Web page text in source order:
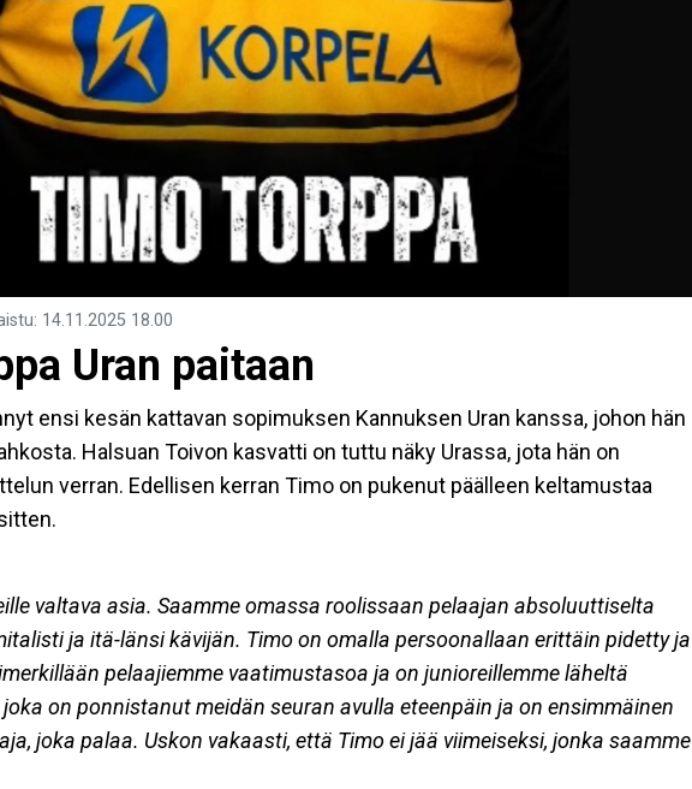
: 14.11.2025 18.00
Uran paitaan
ensi kesän kattavan sopimuksen Kannuksen Uran kanssa, johon hän
Halsuan Toivon kasvatti on tuttu näky Urassa, jota hän on
verran. Edellisen kerran Timo on pukenut päälleen keltamustaa
valtava asia. Saamme omassa roolissaan pelaajan absoluuttiselta
ja itä-länsi kävijän. Timo on omalla persoonallaan erittäin pidetty ja
pelaajiemme vaatimustasoa ja on junioreillemme läheltä
on ponnistanut meidän seuran avulla eteenpäin ja on ensimmäinen
joka palaa. Uskon vakaasti, että Timo ei jää viimeiseksi, jonka saamme